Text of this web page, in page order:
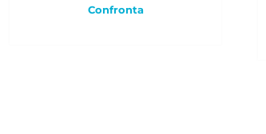
Confronta